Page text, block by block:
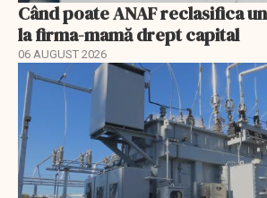
Când poate ANAF reclasifica
la firma-mamă drept capital
06 AUGUST 2026